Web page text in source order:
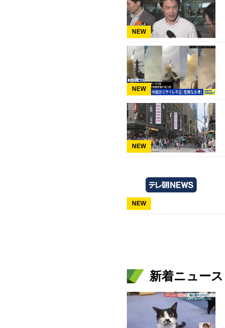
NEW
NEW
NEW
NEW
新着ニュース